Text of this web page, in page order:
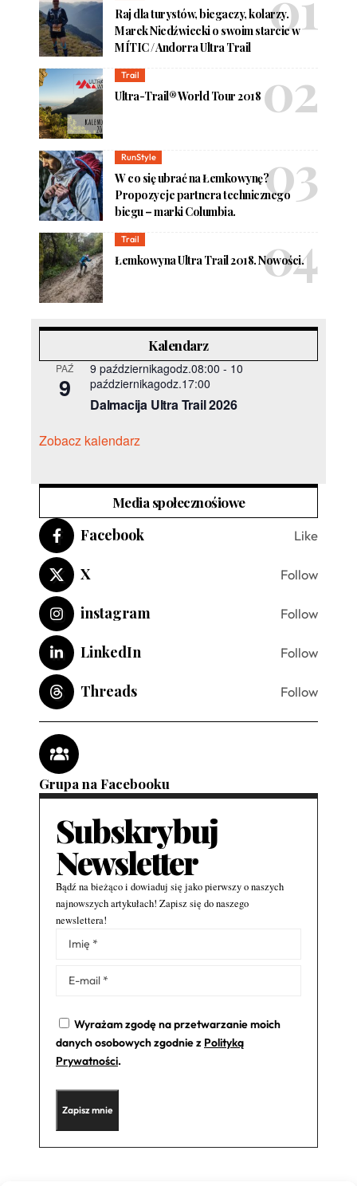
Raj dla turystów, biegaczy, kolarzy.
Marek Niedźwiecki o swoim starcie w
MÍTIC / Andorra Ultra Trail
Trail
Ultra-Trail® World Tour 2018
RunStyle
W co się ubrać na Łemkowynę?
Propozycje partnera technicznego
biegu – marki Columbia.
Trail
Łemkowyna Ultra Trail 2018. Nowości.
Kalendarz
PAŹ
9
9 październikagodz.08:00 - 10
październikagodz.17:00
Dalmacija Ultra Trail 2026
Zobacz kalendarz
Media społecznośiowe
Facebook Like
X Follow
instagram Follow
LinkedIn Follow
Threads Follow
Grupa na Facebooku
Subskrybuj
Newsletter
Bądź na bieżąco i dowiaduj się jako pierwszy o naszych
najnowszych artykułach! Zapisz się do naszego
newslettera!
Wyrażam zgodę na przetwarzanie moich
danych osobowych zgodnie z Polityką
Prywatności.
Alternative: